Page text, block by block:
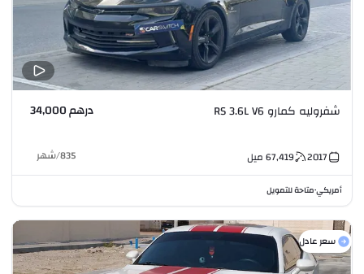
شفروليه كمارو RS 3.6L V6 درهم 34,000
2017
67,419 ميل 835
/شهر
أمريكي•متاحة للتمويل
سعر عادل